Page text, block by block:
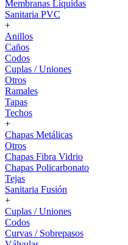
Membranas Líquidas
Sanitaria PVC
+
Anillos
Caños
Codos
Cuplas / Uniones
Otros
Ramales
Tapas
Techos
+
Chapas Metálicas
Otros
Chapas Fibra Vidrio
Chapas Policarbonato
Tejas
Sanitaria Fusión
+
Cuplas / Uniones
Codos
Curvas / Sobrepasos